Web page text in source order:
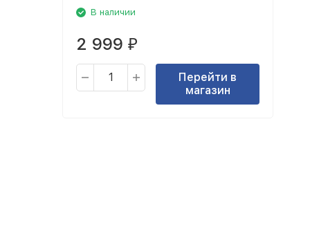
В наличии
2 999 ₽
Перейти в
магазин